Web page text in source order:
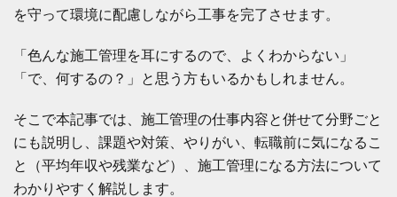
を守って環境に配慮しながら工事を完了させます。
「色んな施工管理を耳にするので、よくわからない」
「で、何するの？」と思う方もいるかもしれません。
そこで本記事では、施工管理の仕事内容と併せて分野ごと
にも説明し、課題や対策、やりがい、転職前に気になるこ
と（平均年収や残業など）、施工管理になる方法について
わかりやすく解説します。